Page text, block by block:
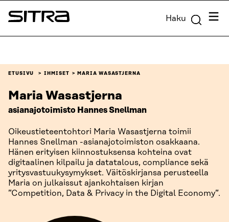
Siirry
suoraan
Sitra Haku
ETUSIVU IHMISET MARIA WASASTJERNA
Maria Wasastjerna
asianajotoimisto Hannes Snellman
Oikeustieteentohtori Maria Wasastjerna toimii
Hannes Snellman -asianajotoimiston osakkaana.
Hänen erityisen kiinnostuksensa kohteina ovat
digitaalinen kilpailu ja datatalous, compliance sekä
yritysvastuukysymykset. Väitöskirjansa perusteella
Maria on julkaissut ajankohtaisen kirjan
”Competition, Data & Privacy in the Digital Economy”.